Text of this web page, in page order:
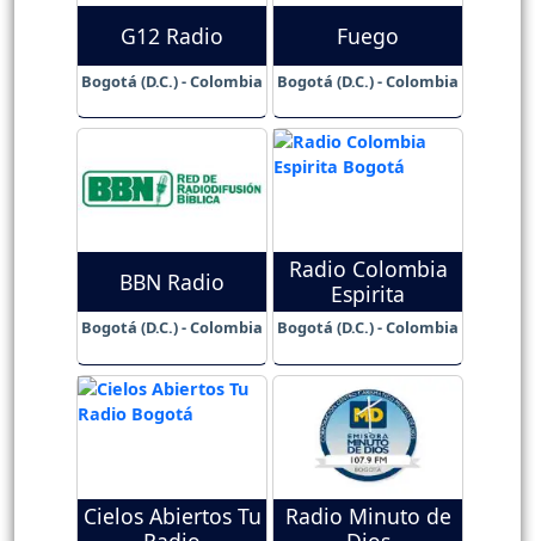
G12 Radio
Bogotá (D.C.) - Colombia
Fuego
Bogotá (D.C.) - Colombia
BBN Radio
Bogotá (D.C.) - Colombia
Radio Colombia
Espirita
Bogotá (D.C.) - Colombia
Cielos Abiertos Tu
Radio Minuto de